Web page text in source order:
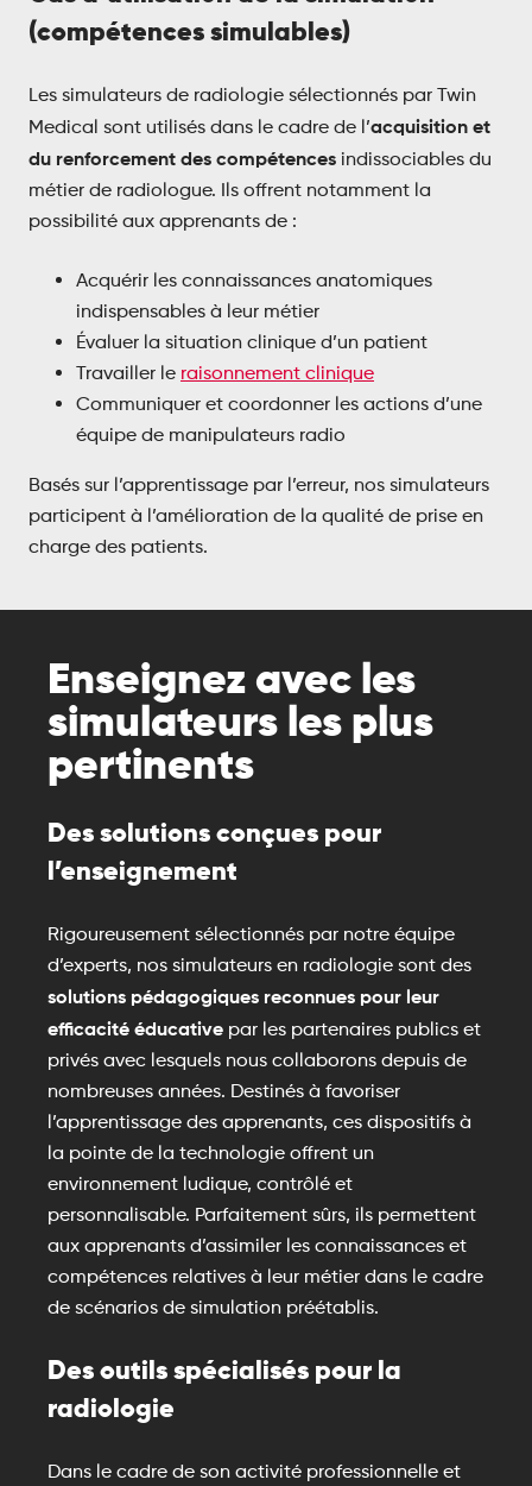
(compétences simulables)
Les simulateurs de radiologie sélectionnés par Twin
Medical sont utilisés dans le cadre de l’acquisition et
du renforcement des compétences indissociables du
métier de radiologue. Ils offrent notamment la
possibilité aux apprenants de :
Acquérir les connaissances anatomiques
indispensables à leur métier
Évaluer la situation clinique d’un patient
Travailler le raisonnement clinique
Communiquer et coordonner les actions d’une
équipe de manipulateurs radio
Basés sur l’apprentissage par l’erreur, nos simulateurs
participent à l’amélioration de la qualité de prise en
charge des patients.
Enseignez avec les
simulateurs les plus
pertinents
Des solutions conçues pour
l’enseignement
Rigoureusement sélectionnés par notre équipe
d’experts, nos simulateurs en radiologie sont des
solutions pédagogiques reconnues pour leur
efficacité éducative par les partenaires publics et
privés avec lesquels nous collaborons depuis de
nombreuses années. Destinés à favoriser
l’apprentissage des apprenants, ces dispositifs à
la pointe de la technologie offrent un
environnement ludique, contrôlé et
personnalisable. Parfaitement sûrs, ils permettent
aux apprenants d’assimiler les connaissances et
compétences relatives à leur métier dans le cadre
de scénarios de simulation préétablis.
Des outils spécialisés pour la
radiologie
Dans le cadre de son activité professionnelle et